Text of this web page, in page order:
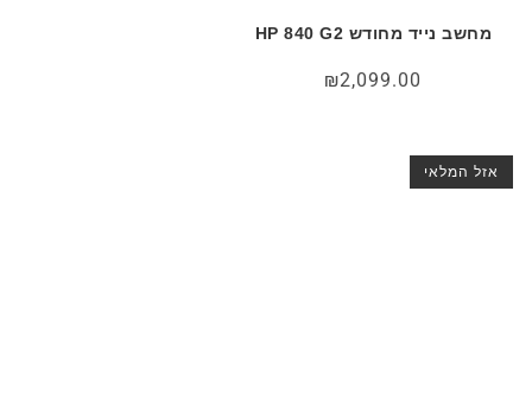
מחשב נייד מחודש HP 840 G2
₪2,099.00
אזל המלאי